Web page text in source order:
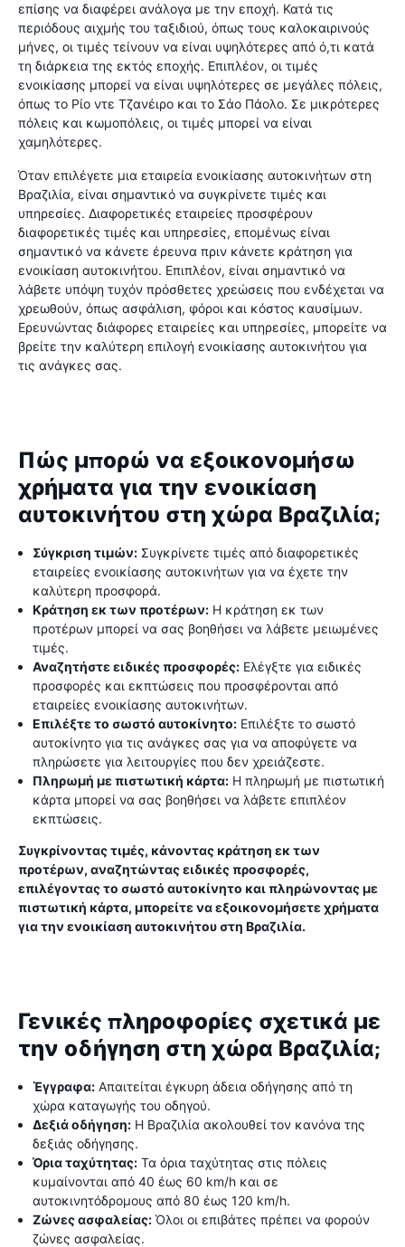
επίσης να διαφέρει ανάλογα με την εποχή. Κατά τις
περιόδους αιχμής του ταξιδιού, όπως τους καλοκαιρινούς
μήνες, οι τιμές τείνουν να είναι υψηλότερες από ό,τι κατά
τη διάρκεια της εκτός εποχής. Επιπλέον, οι τιμές
ενοικίασης μπορεί να είναι υψηλότερες σε μεγάλες πόλεις,
όπως το Ρίο ντε Τζανέιρο και το Σάο Πάολο. Σε μικρότερες
πόλεις και κωμοπόλεις, οι τιμές μπορεί να είναι
χαμηλότερες.
Όταν επιλέγετε μια εταιρεία ενοικίασης αυτοκινήτων στη
Βραζιλία, είναι σημαντικό να συγκρίνετε τιμές και
υπηρεσίες. Διαφορετικές εταιρείες προσφέρουν
διαφορετικές τιμές και υπηρεσίες, επομένως είναι
σημαντικό να κάνετε έρευνα πριν κάνετε κράτηση για
ενοικίαση αυτοκινήτου. Επιπλέον, είναι σημαντικό να
λάβετε υπόψη τυχόν πρόσθετες χρεώσεις που ενδέχεται να
χρεωθούν, όπως ασφάλιση, φόροι και κόστος καυσίμων.
Ερευνώντας διάφορες εταιρείες και υπηρεσίες, μπορείτε να
βρείτε την καλύτερη επιλογή ενοικίασης αυτοκινήτου για
τις ανάγκες σας.
Πώς μπορώ να εξοικονομήσω
χρήματα για την ενοικίαση
αυτοκινήτου στη χώρα Βραζιλία;
Σύγκριση τιμών: Συγκρίνετε τιμές από διαφορετικές
εταιρείες ενοικίασης αυτοκινήτων για να έχετε την
καλύτερη προσφορά.
Κράτηση εκ των προτέρων: Η κράτηση εκ των
προτέρων μπορεί να σας βοηθήσει να λάβετε μειωμένες
τιμές.
Αναζητήστε ειδικές προσφορές: Ελέγξτε για ειδικές
προσφορές και εκπτώσεις που προσφέρονται από
εταιρείες ενοικίασης αυτοκινήτων.
Επιλέξτε το σωστό αυτοκίνητο: Επιλέξτε το σωστό
αυτοκίνητο για τις ανάγκες σας για να αποφύγετε να
πληρώσετε για λειτουργίες που δεν χρειάζεστε.
Πληρωμή με πιστωτική κάρτα: Η πληρωμή με πιστωτική
κάρτα μπορεί να σας βοηθήσει να λάβετε επιπλέον
εκπτώσεις.
Συγκρίνοντας τιμές, κάνοντας κράτηση εκ των
προτέρων, αναζητώντας ειδικές προσφορές,
επιλέγοντας το σωστό αυτοκίνητο και πληρώνοντας με
πιστωτική κάρτα, μπορείτε να εξοικονομήσετε χρήματα
για την ενοικίαση αυτοκινήτου στη Βραζιλία.
Γενικές πληροφορίες σχετικά με
την οδήγηση στη χώρα Βραζιλία;
Έγγραφα: Απαιτείται έγκυρη άδεια οδήγησης από τη
χώρα καταγωγής του οδηγού.
Δεξιά οδήγηση: Η Βραζιλία ακολουθεί τον κανόνα της
δεξιάς οδήγησης.
Όρια ταχύτητας: Τα όρια ταχύτητας στις πόλεις
κυμαίνονται από 40 έως 60 km/h και σε
αυτοκινητόδρομους από 80 έως 120 km/h.
Ζώνες ασφαλείας: Όλοι οι επιβάτες πρέπει να φορούν
ζώνες ασφαλείας.